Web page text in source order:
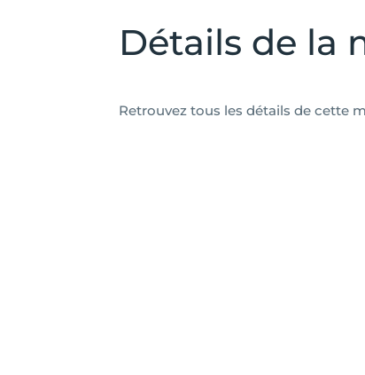
Détails de la
Retrouvez tous les détails de cette